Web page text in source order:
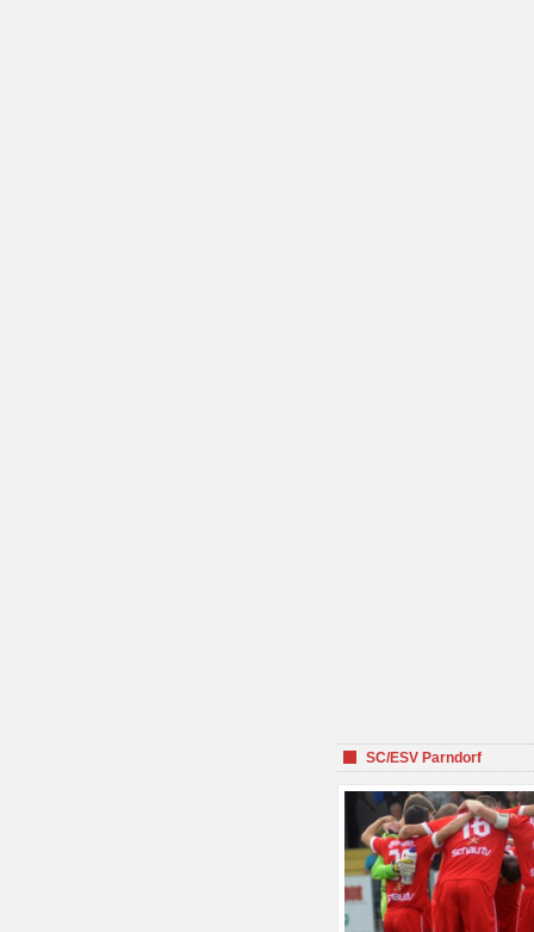
SC/ESV Parndorf